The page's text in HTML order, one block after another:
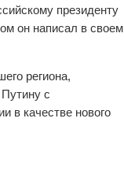
президенту
он написал в своем
региона,
с
в качестве нового